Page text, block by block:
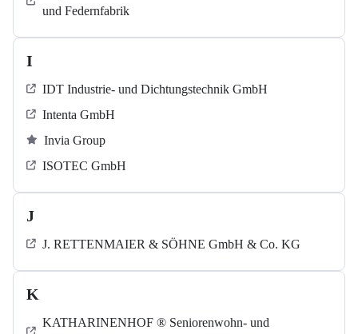
und Federnfabrik
I
IDT Industrie- und Dichtungstechnik GmbH
Intenta GmbH
Invia Group
ISOTEC GmbH
J
J. RETTENMAIER & SÖHNE GmbH & Co. KG
K
KATHARINENHOF ® Seniorenwohn- und